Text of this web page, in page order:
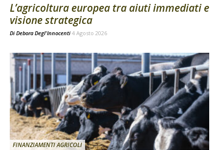
L’agricoltura europea tra aiuti immediati e
visione strategica
Di Debora Degl'Innocenti 4 Agosto 2026
FINANZIAMENTI AGRICOLI